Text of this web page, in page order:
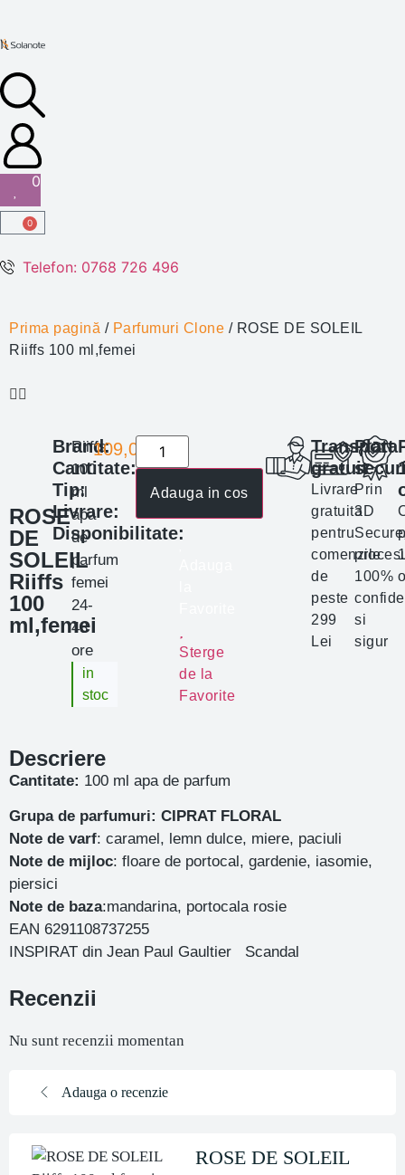
0
0
Telefon: 0768 726 496
Prima pagină / Parfumuri Clone / ROSE DE SOLEIL
Riiffs 100 ml,femei
ROSE
DE
SOLEIL
Riiffs
100
ml,femei
Brand:
Cantitate:
Tip:
Livrare:
Disponibilitate:
Riiffs
100
ml
apa
de
parfum
femei
24-
48
ore
in
stoc
109,00 lei
Adauga in cos
Sterge
de la
Favorite
Transport
gratuit
Livrare
gratuita
pentru
comenzile
de
peste
299
Lei
Plata
Prin
3D
100%
si
sigur
Descriere
Cantitate: 100 ml apa de parfum
Grupa de parfumuri: CIPRAT FLORAL
Note de varf: caramel, lemn dulce, miere, paciuli
Note de mijloc: floare de portocal, gardenie, iasomie,
piersici
Note de baza:mandarina, portocala rosie
EAN 6291108737255
INSPIRAT din Jean Paul Gaultier Scandal
Recenzii
Nu sunt recenzii momentan
Adauga o recenzie
ROSE DE SOLEIL